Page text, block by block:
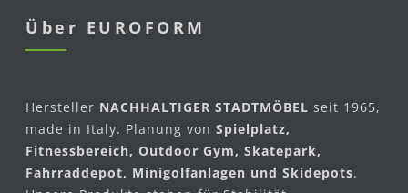
Über EUROFORM
Hersteller NACHHALTIGER STADTMÖBEL seit 1965,
made in Italy. Planung von Spielplatz,
Fitnessbereich, Outdoor Gym, Skatepark,
Fahrraddepot, Minigolfanlagen und Skidepots.